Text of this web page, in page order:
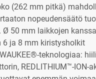
(262 mm pitkä)
nopeudensäätö
Ø 50 mm laikkojen kanssa
6 ja 8 mm kiristysholkit
teknologiaa:
REDLITHIUM™-ION-